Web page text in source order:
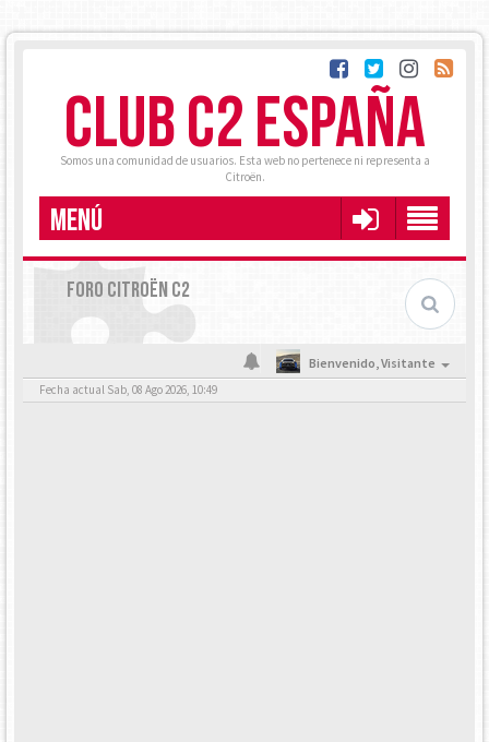
CLUB C2 ESPAÑA
Somos una comunidad de usuarios. Esta web no pertenece ni representa a
Citroën.
MENÚ
FORO CITROËN C2
Bienvenido,Visitante
Fecha actual Sab, 08 Ago 2026, 10:49